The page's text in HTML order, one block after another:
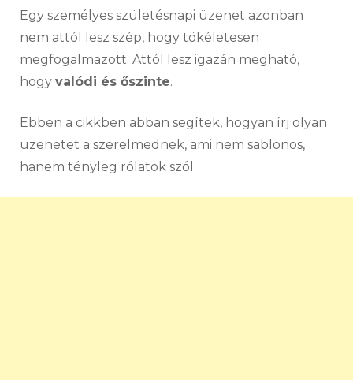
Egy személyes születésnapi üzenet azonban
nem attól lesz szép, hogy tökéletesen
megfogalmazott. Attól lesz igazán megható,
hogy valódi és őszinte.
Ebben a cikkben abban segítek, hogyan írj olyan
üzenetet a szerelmednek, ami nem sablonos,
hanem tényleg rólatok szól.